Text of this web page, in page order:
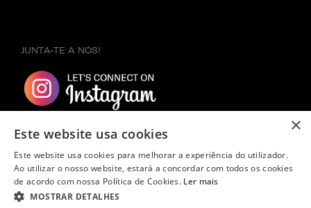
JUNTA-TE A NÓS!
×
Este website usa cookies
Este website usa cookies para melhorar a experiência do utilizador.
Ao utilizar o nosso website, estará a concordar com todos os cookies
de acordo com nossa Política de Cookies. Ler mais
MOSTRAR DETALHES